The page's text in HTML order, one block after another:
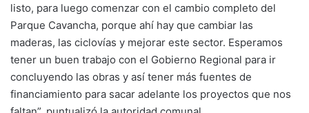
listo, para luego comenzar con el cambio completo del
Parque Cavancha, porque ahí hay que cambiar las
maderas, las ciclovías y mejorar este sector. Esperamos
tener un buen trabajo con el Gobierno Regional para ir
concluyendo las obras y así tener más fuentes de
financiamiento para sacar adelante los proyectos que nos